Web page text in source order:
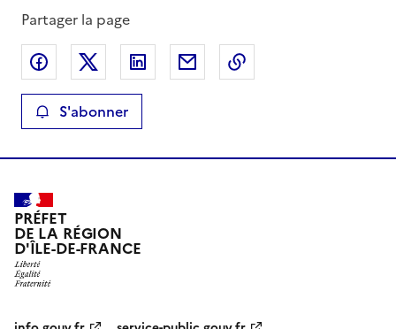
Partager la page
Partager sur Facebook
Partager sur XPartager sur LinkedIn
Partager par email
S'abonner
PRÉFET
DE LA RÉGION
D'ÎLE-DE-FRANCE